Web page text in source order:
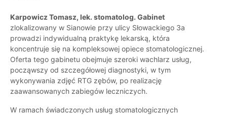
Karpowicz Tomasz, lek. stomatolog. Gabinet
zlokalizowany w Sianowie przy ulicy Słowackiego 3a
prowadzi indywidualną praktykę lekarską, która
koncentruje się na kompleksowej opiece stomatologicznej.
Oferta tego gabinetu obejmuje szeroki wachlarz usług,
począwszy od szczegółowej diagnostyki, w tym
wykonywania zdjęć RTG zębów, po realizację
zaawansowanych zabiegów leczniczych.
W ramach świadczonych usług stomatologicznych